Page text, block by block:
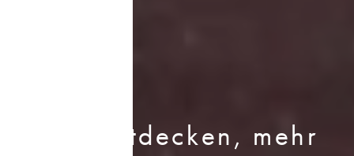
Viel entdecken, mehr